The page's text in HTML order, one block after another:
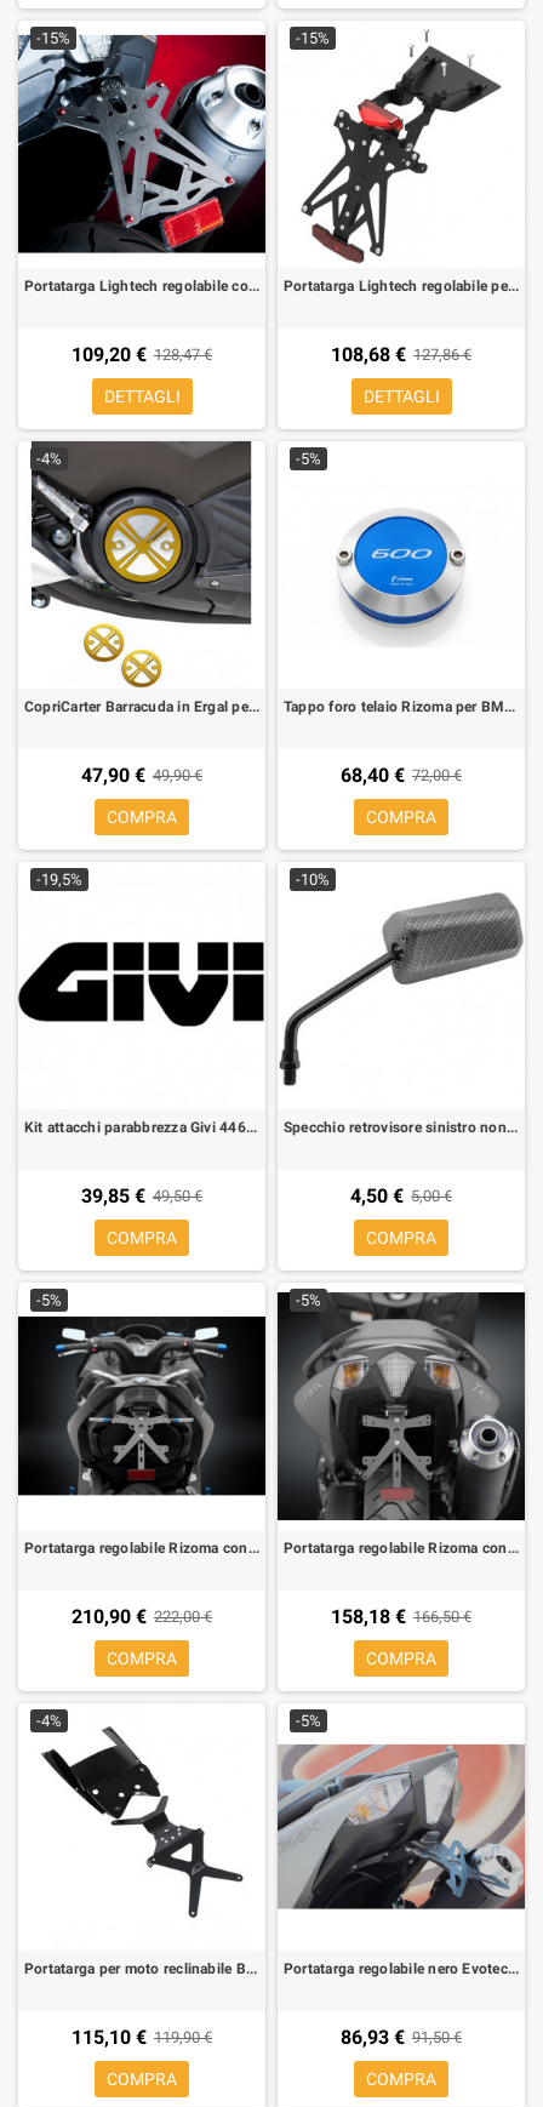
-15%
Portatarga Lightech regolabile con luce targa led omolog. e catadiottro per Yamaha T-MAX 530 12-
109,20 € 128,47 €
DETTAGLI
-15%
Portatarga Lightech regolabile per Honda Integra 700, NC 700 X/C
108,68 € 127,86 €
DETTAGLI
-4%
CopriCarter Barracuda in Ergal per Yamaha T-Max 500 08-, T-MAX 530 12-
47,90 € 49,90 €
COMPRA
-5%
Tappo foro telaio Rizoma per BMW C 600 Sport (1 pezzo)
68,40 € 72,00 €
COMPRA
-19,5%
Kit attacchi parabbrezza Givi 446DT Yamaha X-MAX 125-250 10-13
39,85 € 49,50 €
COMPRA
-10%
Specchio retrovisore sinistro non omologato carbon look attacco M8
4,50 € 5,00 €
COMPRA
-5%
Portatarga regolabile Rizoma con luce targa led per BMW C 600 Sport
210,90 € 222,00 €
COMPRA
-5%
Portatarga regolabile Rizoma con luce targa led per Yamaha T-MAX 530 12-
158,18 € 166,50 €
COMPRA
-4%
Portatarga per moto reclinabile Barracuda per Yamaha T-Max 500 08-11
115,10 € 119,90 €
COMPRA
-5%
Portatarga regolabile nero Evotech per Yamaha T-Max 530 12-
86,93 € 91,50 €
COMPRA